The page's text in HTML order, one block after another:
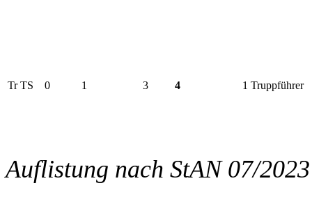
Tr TS 0 1 3 4 1 Truppführer
Auflistung nach StAN 07/2023